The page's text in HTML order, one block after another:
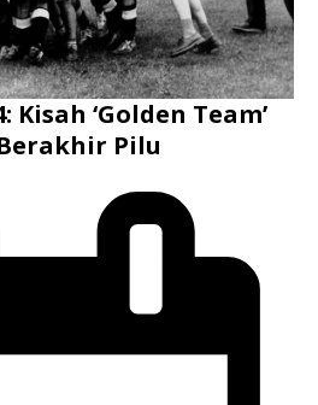
Kisah ‘Golden Team’
Pilu